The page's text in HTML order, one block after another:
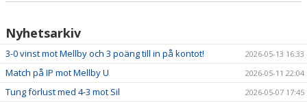
Nyhetsarkiv
3-0 vinst mot Mellby och 3 poäng till in på kontot! 2026-05-13 16:33
Match på IP mot Mellby U 2026-05-11 22:04
Tung förlust med 4-3 mot Sil 2026-05-07 17:45